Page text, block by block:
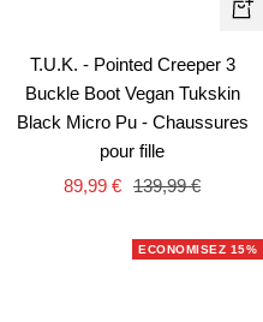
T.U.K. - Pointed Creeper 3
Buckle Boot Vegan Tukskin
Black Micro Pu - Chaussures
pour fille
Prix
89,99 € Prix
139,99 €
ECONOMISEZ 15%